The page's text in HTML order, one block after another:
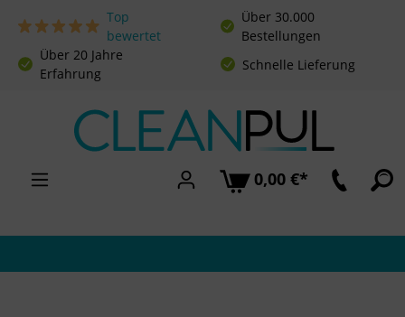
Zum Hauptinhalt springen
Top
bewertet
Über 30.000
Bestellungen
Über 20 Jahre
Erfahrung
Schnelle Lieferung
0,00 €*